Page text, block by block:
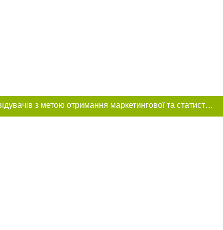
Цей сайт використовує «cookies». Також веб-сайт використовує інтернет-сервіс для збору технічних даних стосовно відвідувачів з метою отримання маркетингової та статистичної інформації. Умови обробки даних відвідувачів сайту див.